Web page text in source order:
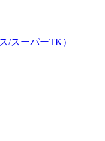
/スーパーTK）